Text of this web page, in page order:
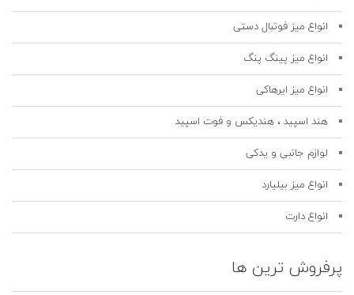
انواع میز فوتبال دستی
انواع میز پینگ پنگ
انواع میز ایرهاکی
هند اسپید ، هندیکس و فوت اسپید
لوازم جانبی و یدکی
انواع میز بیلیارد
انواع دارت
پرفروش ترین ها